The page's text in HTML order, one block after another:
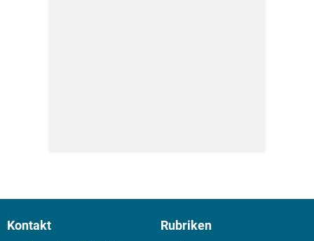
Kontakt Rubriken